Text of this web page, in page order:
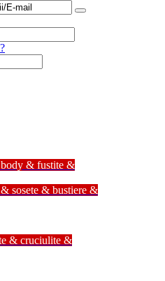
& fustite &
sosete & bustiere &
& cruciulite &